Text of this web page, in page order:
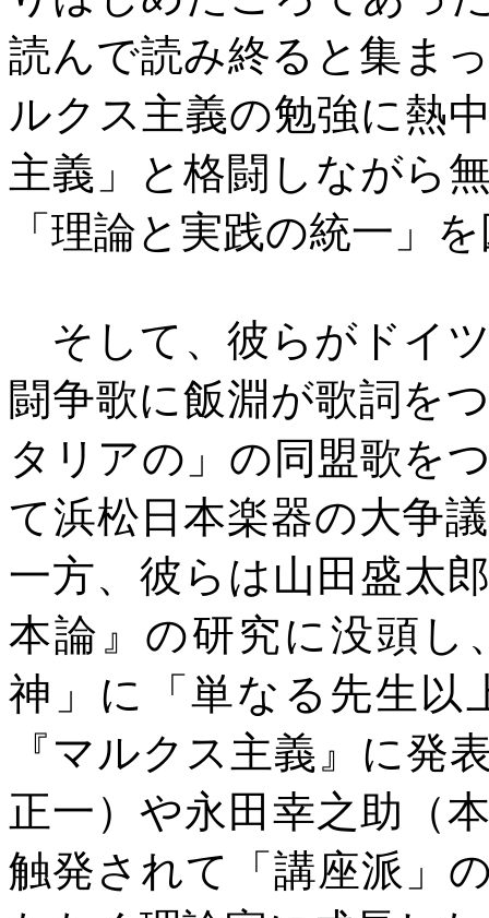
読んで読み終ると集ま
ルクス主義の勉強に熱
主義」と格闘しながら
「理論と実践の統一」
そして、彼らがドイ
闘争歌に飯淵が歌詞を
タリアの」の同盟歌を
て浜松日本楽器の大争
一方、彼らは山田盛太
本論』の研究に没頭し
神」に「単なる先生以
『マルクス主義』に発
正一）や永田幸之助（
触発されて「講座派」